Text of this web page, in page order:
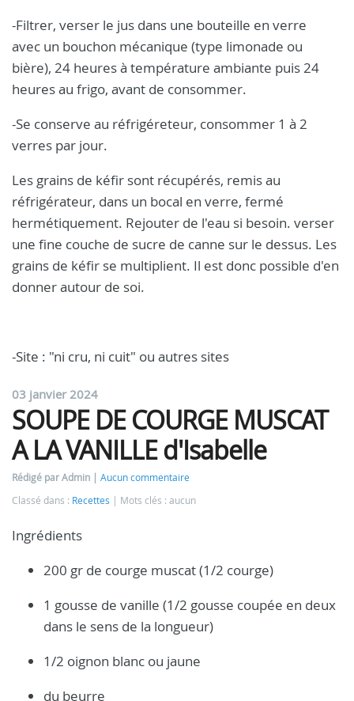
-Filtrer, verser le jus dans une bouteille en verre
avec un bouchon mécanique (type limonade ou
bière), 24 heures à température ambiante puis 24
heures au frigo, avant de consommer.
-Se conserve au réfrigéreteur, consommer 1 à 2
verres par jour.
Les grains de kéfir sont récupérés, remis au
réfrigérateur, dans un bocal en verre, fermé
hermétiquement. Rejouter de l'eau si besoin. verser
une fine couche de sucre de canne sur le dessus. Les
grains de kéfir se multiplient. Il est donc possible d'en
donner autour de soi.
-Site : "ni cru, ni cuit" ou autres sites
03 janvier 2024
SOUPE DE COURGE MUSCAT
A LA VANILLE d'Isabelle
Rédigé par Admin
Aucun commentaire
Classé dans : Recettes Mots clés : aucun
Ingrédients
200 gr de courge muscat (1/2 courge)
1 gousse de vanille (1/2 gousse coupée en deux
dans le sens de la longueur)
1/2 oignon blanc ou jaune
du beurre